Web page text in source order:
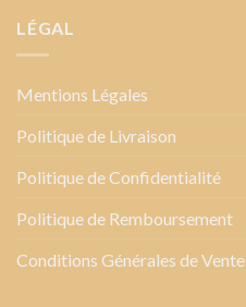
LÉGAL
Mentions Légales
Politique de Livraison
Politique de Confidentialité
Politique de Remboursement
Conditions Générales de Vente